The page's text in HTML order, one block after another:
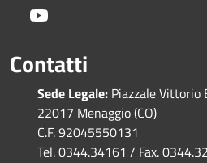
Contatti
Sede Legale: Piazzale Vittorio
22017 Menaggio (CO)
C.F. 92045550131
Tel. 0344.34161 / Fax.